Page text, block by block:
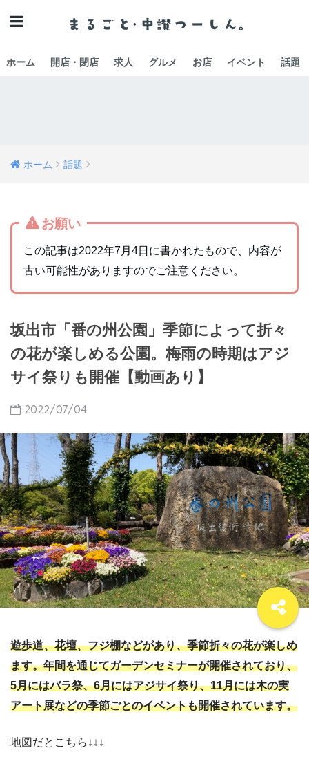
ホーム 開店・閉店 求人 グルメ お店 イベント 話題
ホーム 話題
お願い
この記事は2022年7月4日に書かれたもので、内容が
古い可能性がありますのでご注意ください。
坂出市「番の州公園」季節によって折々
の花が楽しめる公園。梅雨の時期はアジ
サイ祭りも開催【動画あり】
2022/07/04
遊歩道、花壇、フジ棚などがあり、季節折々の花が楽しめ
ます。年間を通じてガーデンセミナーが開催されており、
5月にはバラ祭、6月にはアジサイ祭り、11月には木の実
アート展などの季節ごとのイベントも開催されています。
地図だとこちら↓↓↓